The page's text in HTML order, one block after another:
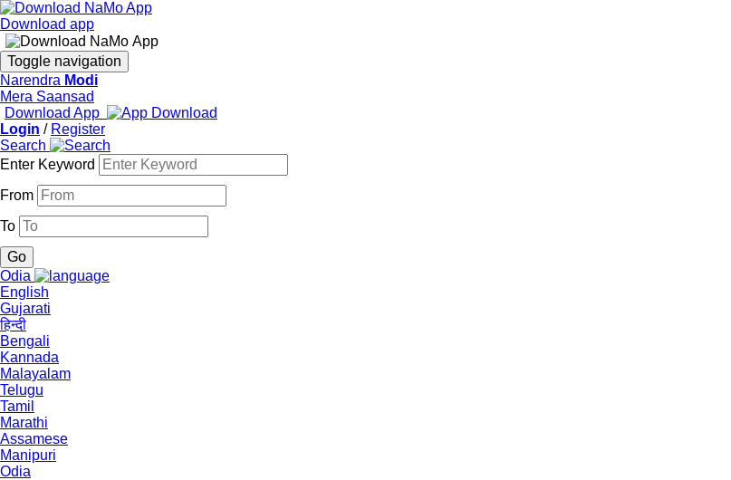
Download app
Toggle navigation
Narendra Modi
Mera Saansad
Download App
Login / Register
Search
Enter Keyword
From
To
Odia
English
Gujarati
हिन्दी
Bengali
Kannada
Malayalam
Telugu
Tamil
Marathi
Assamese
Manipuri
Odia